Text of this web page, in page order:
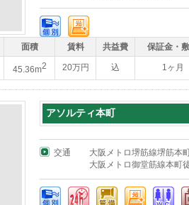
面積 賃料 共益費 保証金・
45.36m2 20万円 込 1ヶ月
アソルティ本町
交通
大阪メトロ堺筋線堺筋本
大阪メトロ御堂筋線本町